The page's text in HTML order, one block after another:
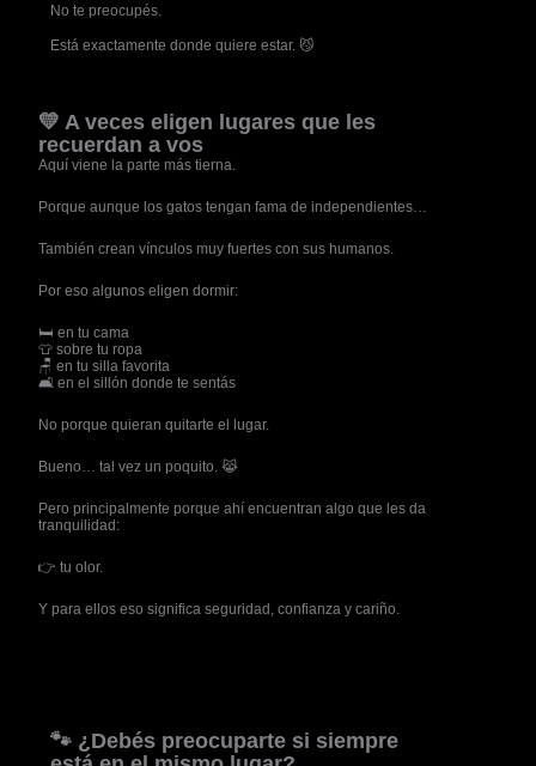
No te preocupés.
Está exactamente donde quiere estar. 😼
💛 A veces eligen lugares que les
recuerdan a vos
Aquí viene la parte más tierna.
Porque aunque los gatos tengan fama de independientes…
También crean vínculos muy fuertes con sus humanos.
Por eso algunos eligen dormir:
🛏️ en tu cama
👕 sobre tu ropa
🪑 en tu silla favorita
🛋️ en el sillón donde te sentás
No porque quieran quitarte el lugar.
Bueno… tal vez un poquito. 😹
Pero principalmente porque ahí encuentran algo que les da
tranquilidad:
👉 tu olor.
Y para ellos eso significa seguridad, confianza y cariño.
🐾 ¿Debés preocuparte si siempre